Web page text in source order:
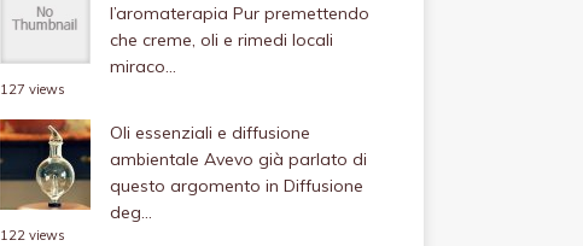
l’aromaterapia Pur premettendo
che creme, oli e rimedi locali
miraco...
127 views
Oli essenziali e diffusione
ambientale Avevo già parlato di
questo argomento in Diffusione
deg...
122 views